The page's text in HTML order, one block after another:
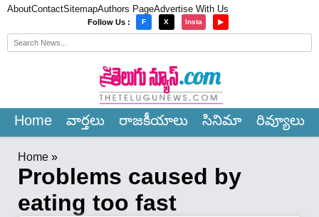
AboutContactSitemapAuthors PageAdvertise With Us
Follow Us : F X Insta ▶
Home వార్త‌లు రాజ‌కీయాలు సినిమా రివ్యూలు
Home »
Problems caused by
eating too fast